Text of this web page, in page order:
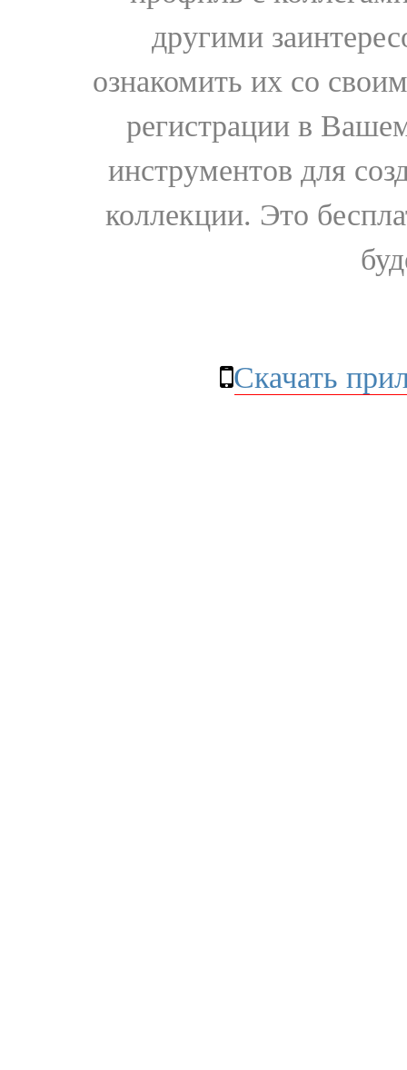
другими
ознакомить их со
регистрации в
инструментов для
коллекции. Это
Скачать